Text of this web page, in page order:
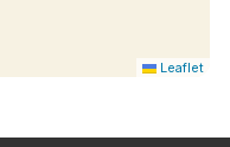
Leaflet